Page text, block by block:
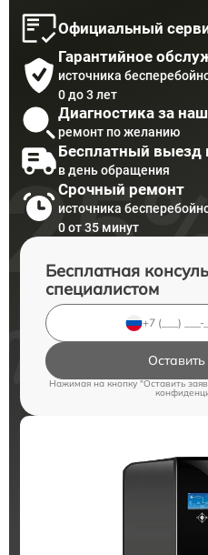
Официальный
Гарантийное
источника
0 до 3 лет
Диагностика за
ремонт по желанию
Бесплатный выезд
в день обращения
Срочный ремонт
источника
0 от 35 минут
Бесплатная
специалистом
Нажимая на кнопку "Оставить